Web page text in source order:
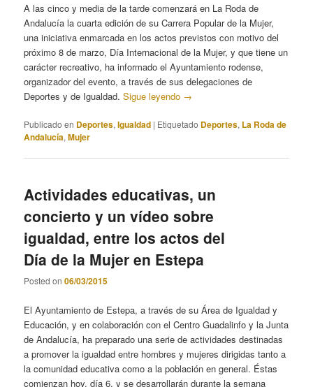
A las cinco y media de la tarde comenzará en La Roda de
Andalucía la cuarta edición de su Carrera Popular de la Mujer,
una iniciativa enmarcada en los actos previstos con motivo del
próximo 8 de marzo, Día Internacional de la Mujer, y que tiene un
carácter recreativo, ha informado el Ayuntamiento rodense,
organizador del evento, a través de sus delegaciones de
Deportes y de Igualdad.Sigue leyendo →
Publicado en Deportes,Igualdad | Etiquetado Deportes, La Roda de
Andalucía,Mujer
Actividades educativas, un
concierto y un vídeo sobre
igualdad, entre los actos del
Día de la Mujer en Estepa
Posted on06/03/2015
El Ayuntamiento de Estepa, a través de su Área de Igualdad y
Educación, y en colaboración con el Centro Guadalinfo y la Junta
de Andalucía, ha preparado una serie de actividades destinadas
a promover la igualdad entre hombres y mujeres dirigidas tanto a
la comunidad educativa como a la población en general. Éstas
comienzan hoy, día 6, y se desarrollarán durante la semana